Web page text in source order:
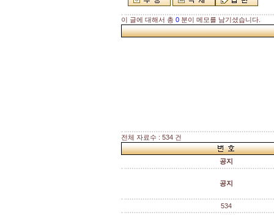
이 글에 대해서 총 0 분이 메모를 남기셨습니다.
전체 자료수 : 534 건
공지
공지
534